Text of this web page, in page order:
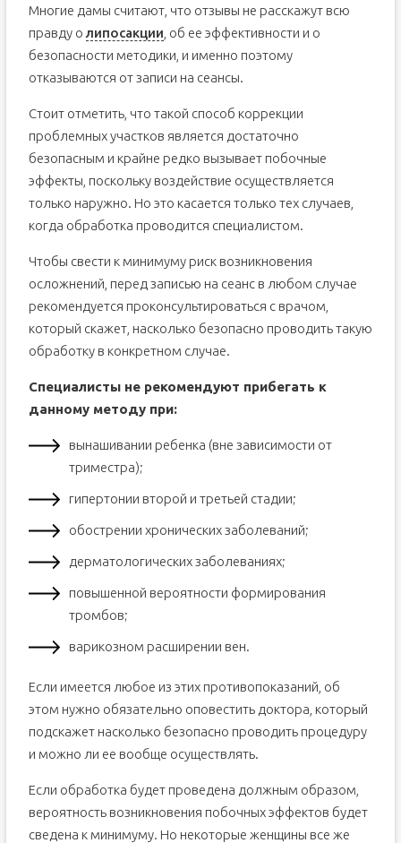
Многие дамы считают, что отзывы не расскажут всю
правду олипосакции , об ее эффективности и о
безопасности методики, и именно поэтому
отказываются от записи на сеансы.
Стоит отметить, что такой способ коррекции
проблемных участков является достаточно
безопасным и крайне редко вызывает побочные
эффекты, поскольку воздействие осуществляется
только наружно. Но это касается только тех случаев,
когда обработка проводится специалистом.
Чтобы свести к минимуму риск возникновения
осложнений, перед записью на сеанс в любом случае
рекомендуется проконсультироваться с врачом,
который скажет, насколько безопасно проводить такую
обработку в конкретном случае.
Специалисты не рекомендуют прибегать к
данному методу при:
вынашивании ребенка (вне зависимости от
триместра);
гипертонии второй и третьей стадии;
обострении хронических заболеваний;
дерматологических заболеваниях;
повышенной вероятности формирования
тромбов;
варикозном расширении вен.
Если имеется любое из этих противопоказаний, об
этом нужно обязательно оповестить доктора, который
подскажет насколько безопасно проводить процедуру
и можно ли ее вообще осуществлять.
Если обработка будет проведена должным образом,
вероятность возникновения побочных эффектов будет
сведена к минимуму. Но некоторые женщины все же